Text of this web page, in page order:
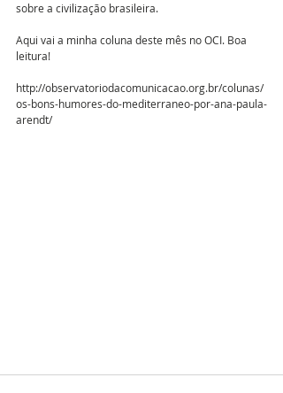
sobre a civilização brasileira.
Aqui vai a minha coluna deste mês no OCI. Boa
leitura!
http://observatoriodacomunicacao.org.br/colunas/
os-bons-humores-do-mediterraneo-por-ana-paula-
arendt/